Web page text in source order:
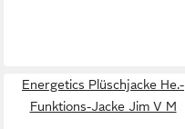
Energetics Plüschjacke He.-
Funktions-Jacke Jim V M